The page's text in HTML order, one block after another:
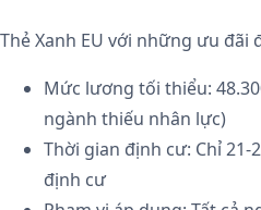
Thẻ Xanh EU với những ưu đãi
Mức lương tối thiểu:
ngành thiếu nhân lực)
Thời gian định cư: Chỉ
định cư